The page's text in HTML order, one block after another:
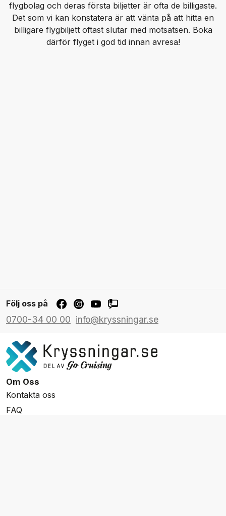
flygbolag och deras första biljetter är ofta de billigaste.
Det som vi kan konstatera är att vänta på att hitta en
billigare flygbiljett oftast slutar med motsatsen. Boka
därför flyget i god tid innan avresa!
Följ oss på
0700-34 00 00 info@kryssningar.se
Om Oss
Kontakta oss
FAQ